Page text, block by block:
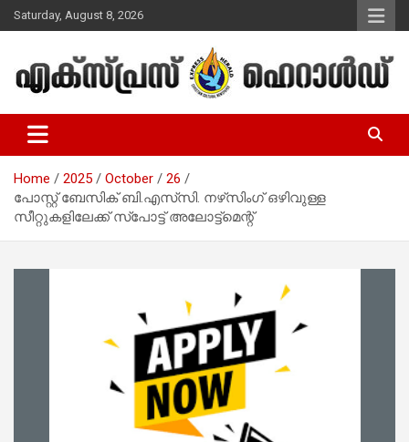
Skip
to
Saturday, August 8, 2026
Express Herald – Malayalam
Christian News
Home 2025 October
26
പോസ്റ്റ് ബേസിക് ബി.എസ്‌സി. നഴ്‌സിംഗ് ഒഴിവുള്ള
സീറ്റുകളിലേക്ക് സ്‌പോട്ട് അലോട്ട്‌മെന്റ്